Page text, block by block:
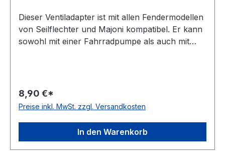
Dieser Ventiladapter ist mit allen Fendermodellen
von Seilflechter und Majoni kompatibel. Er kann
sowohl mit einer Fahrradpumpe als auch mit
Ventils Zughilfe zum leichteren Herausziehen
Einfaches Ablassen der Luft bei Überdruck im
Fender Farbe: schwarz
8,90 €*
Preise inkl. MwSt. zzgl. Versandkosten
In den Warenkorb